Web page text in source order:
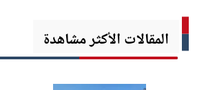
المقالات الأكثر مشاهدة